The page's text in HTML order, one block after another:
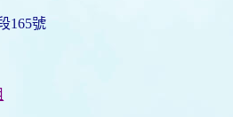
165號